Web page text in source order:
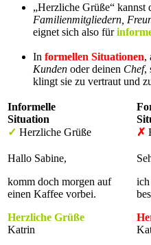
„Herzliche Grüße“ kannst
Familienmitgliedern,
eignet sich also für
In formellen Situationen,
Kunden oder deinen Chef,
klingt sie zu vertraut und
Informelle
Situation
✓ Herzliche Grüße
✗
Hallo Sabine,
komm doch morgen auf
einen Kaffee vorbei.
Herzliche Grüße
Katrin